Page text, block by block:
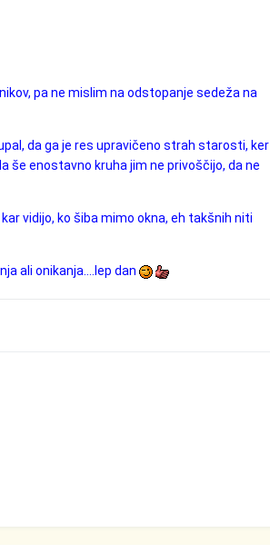
pa ne mislim na odstopanje sedeža na
da ga je res upravičeno strah starosti, ker
še enostavno kruha jim ne privoščijo, da ne
vidijo, ko šiba mimo okna, eh takšnih niti
ali onikanja....lep dan